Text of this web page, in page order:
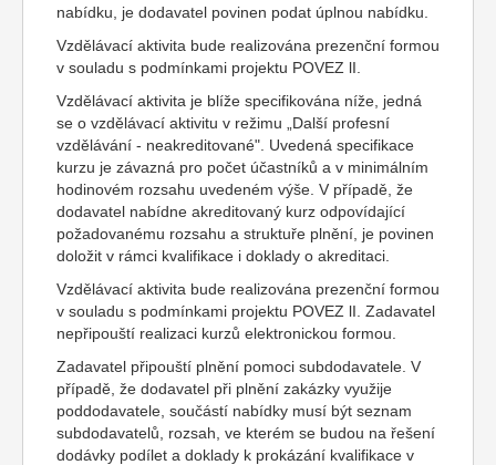
nabídku, je dodavatel povinen podat úplnou nabídku.
Vzdělávací aktivita bude realizována prezenční formou
v souladu s podmínkami projektu POVEZ lI.
Vzdělávací aktivita je blíže specifikována níže, jedná
se o vzdělávací aktivitu v režimu „Další profesní
vzdělávání - neakreditované". Uvedená specifikace
kurzu je závazná pro počet účastníků a v minimálním
hodinovém rozsahu uvedeném výše. V případě, že
dodavatel nabídne akreditovaný kurz odpovídající
požadovanému rozsahu a struktuře plnění, je povinen
doložit v rámci kvalifikace i doklady o akreditaci.
Vzdělávací aktivita bude realizována prezenční formou
v souladu s podmínkami projektu POVEZ lI. Zadavatel
nepřipouští realizaci kurzů elektronickou formou.
Zadavatel připouští plnění pomoci subdodavatele. V
případě, že dodavatel při plnění zakázky využije
poddodavatele, součástí nabídky musí být seznam
subdodavatelů, rozsah, ve kterém se budou na řešení
dodávky podílet a doklady k prokázání kvalifikace v